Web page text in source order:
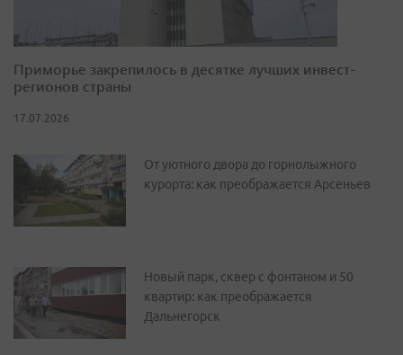
Приморье закрепилось в десятке лучших инвест-
регионов страны
17.07.2026
От уютного двора до горнолыжного
курорта: как преображается Арсеньев
Новый парк, сквер с фонтаном и 50
квартир: как преображается
Дальнегорск